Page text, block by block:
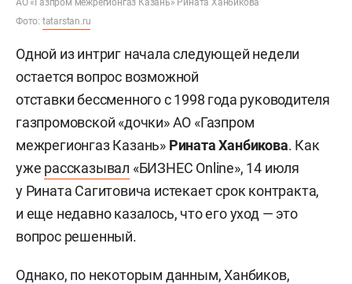
АО «Газпром межрегионгаз Казань» Рината Ханбикова
Фото: tatarstan.ru
Одной из интриг начала следующей недели
остается вопрос возможной
отставки бессменного с 1998 года руководителя
газпромовской «дочки» АО «Газпром
межрегионгаз Казань» Рината Ханбикова. Как
уже рассказывал «БИЗНЕС Online», 14 июля
у Рината Сагитовича истекает срок контракта,
и еще недавно казалось, что его уход — это
вопрос решенный.
Однако, по некоторым данным, Ханбиков,